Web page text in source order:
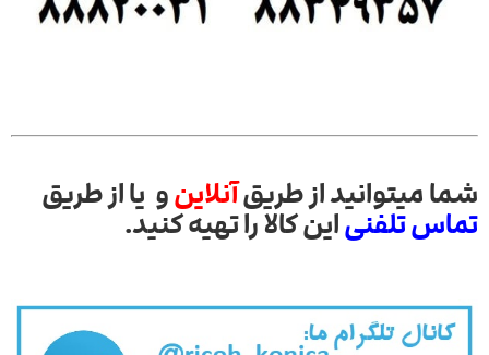
شما میتوانید از طریقآنلاینو یا از طریق
تماس تلفنیاین کالا را تهیه کنید.